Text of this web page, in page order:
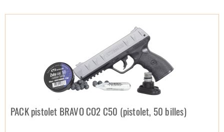
PACK pistolet BRAVO CO2 C50 (pistolet, 50 billes)